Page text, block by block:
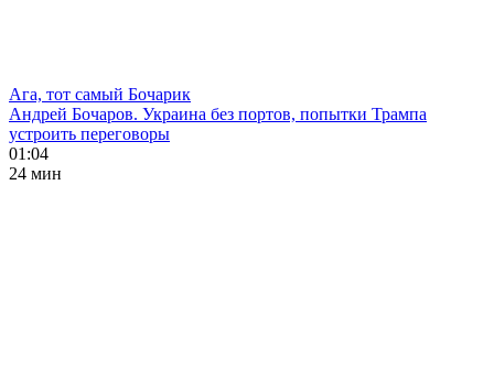
Ага, тот самый Бочарик
Андрей Бочаров. Украина без портов, попытки Трампа
устроить переговоры
01:04
24 мин